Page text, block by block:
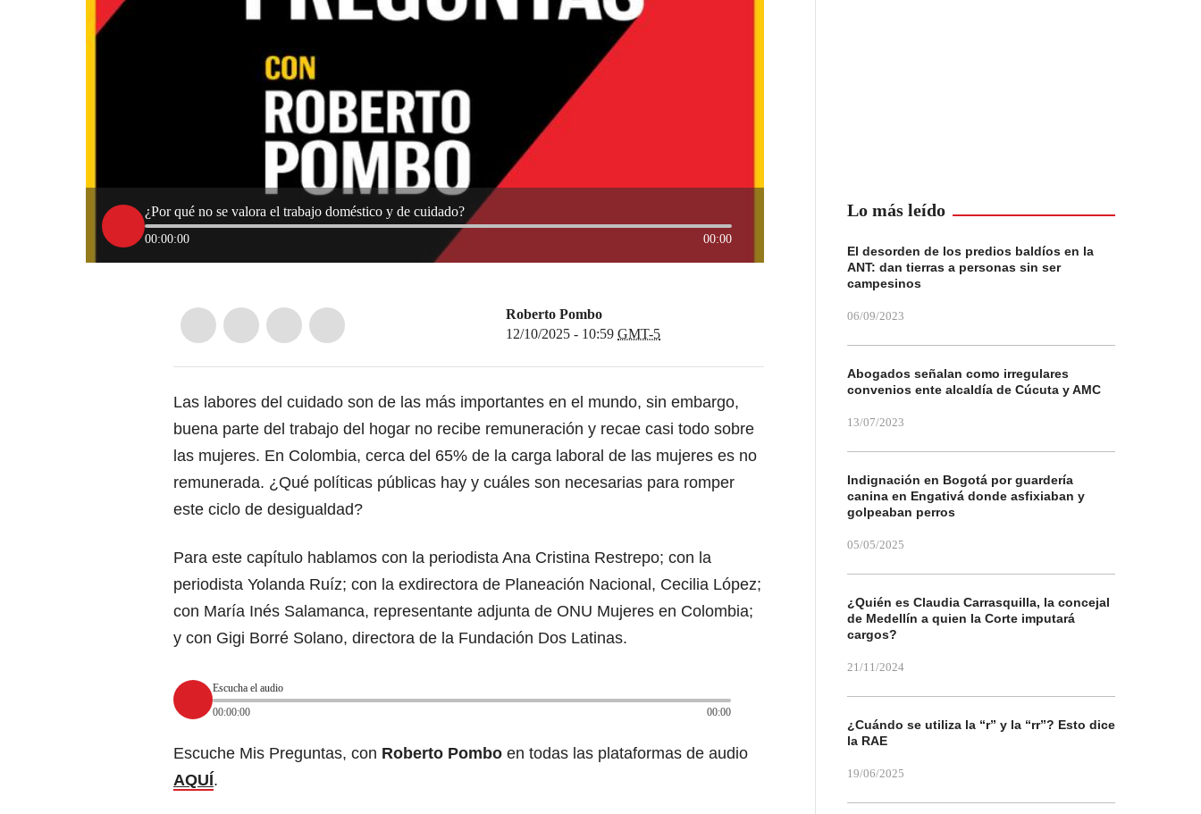
¿Por qué no se valora el trabajo doméstico y de cuidado?
00:00:00 00:00
Roberto Pombo
12/10/2025 - 10:59 GMT-5
Las labores del cuidado son de las más importantes en el mundo, sin embargo,
buena parte del trabajo del hogar no recibe remuneración y recae casi todo sobre
las mujeres. En Colombia, cerca del 65% de la carga laboral de las mujeres es no
remunerada. ¿Qué políticas públicas hay y cuáles son necesarias para romper
este ciclo de desigualdad?
Para este capítulo hablamos con la periodista Ana Cristina Restrepo; con la
periodista Yolanda Ruíz; con la exdirectora de Planeación Nacional, Cecilia López;
con María Inés Salamanca, representante adjunta de ONU Mujeres en Colombia;
y con Gigi Borré Solano, directora de la Fundación Dos Latinas.
Escucha el audio
00:00:00
00:00
Escuche Mis Preguntas, con Roberto Pombo en todas las plataformas de audio
AQUÍ.
Lo más leído
El desorden de los predios baldíos en la
ANT: dan tierras a personas sin ser
campesinos
06/09/2023
Abogados señalan como irregulares
convenios ente alcaldía de Cúcuta y AMC
13/07/2023
Indignación en Bogotá por guardería
canina en Engativá donde asfixiaban y
golpeaban perros
05/05/2025
¿Quién es Claudia Carrasquilla, la concejal
de Medellín a quien la Corte imputará
cargos?
21/11/2024
¿Cuándo se utiliza la “r” y la “rr”? Esto dice
la RAE
19/06/2025